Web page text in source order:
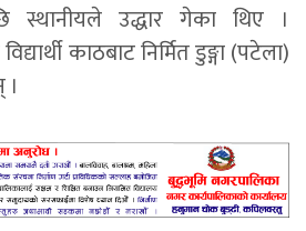
स्थानीयले उद्धार गेका थिए ।
काठबाट निर्मित डुङ्गा (पटेला)